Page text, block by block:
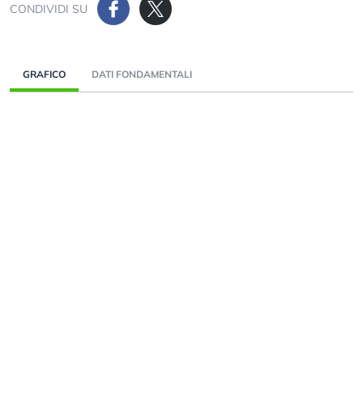
CONDIVIDI SU
GRAFICO DATI FONDAMENTALI